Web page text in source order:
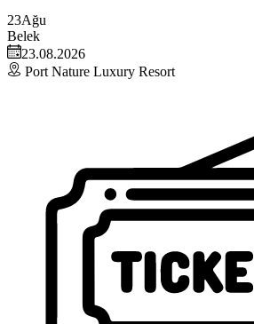
23Ağu
Belek
23.08.2026
Port Nature Luxury Resort